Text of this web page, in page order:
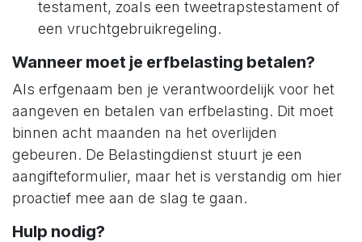
testament, zoals een tweetrapstestament of
een vruchtgebruikregeling.
Wanneer moet je erfbelasting betalen?
Als erfgenaam ben je verantwoordelijk voor het
aangeven en betalen van erfbelasting. Dit moet
binnen acht maanden na het overlijden
gebeuren. De Belastingdienst stuurt je een
aangifteformulier, maar het is verstandig om hier
proactief mee aan de slag te gaan.
Hulp nodig?